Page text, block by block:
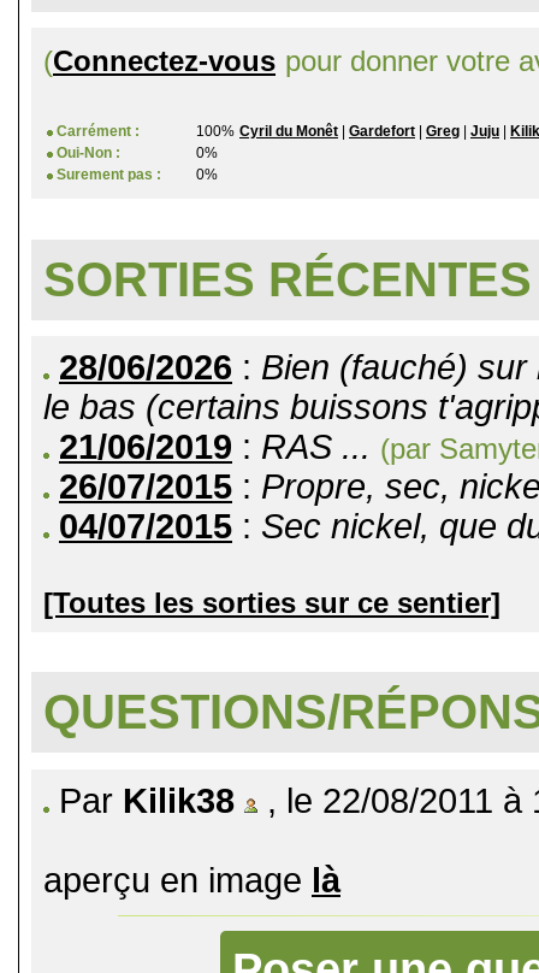
(Connectez-vous pour donner votre
Carrément : 100% Cyril du Monêt Gardefort Greg Juju
Oui-Non :
0%
Surement pas :
0%
SORTIES RÉCENTES
28/06/2026 : Bien (fauché)
le bas (certains buissons
21/06/2019 : RAS ... (par
26/07/2015 : Propre, sec,
04/07/2015 : Sec nickel, que
[Toutes les sorties sur ce sentier]
QUESTIONS/
Par Kilik38 , le 22/08/2011 à
aperçu en image là